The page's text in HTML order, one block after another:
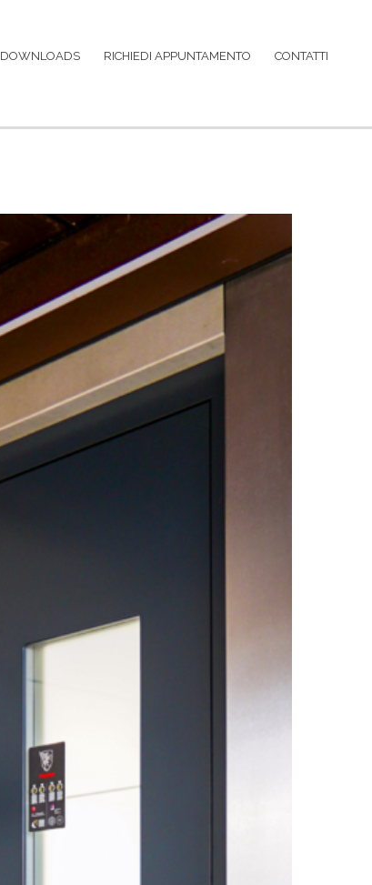
DOWNLOADS RICHIEDI APPUNTAMENTO CONTATTI